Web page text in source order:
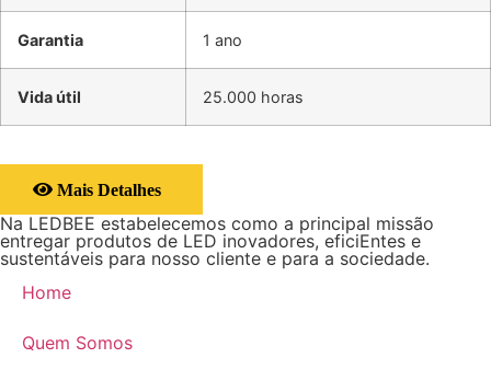
Garantia 1 ano
Vida útil 25.000 horas
Mais Detalhes
Na LEDBEE estabelecemos como a principal missão
entregar produtos de LED inovadores, eficiEntes e
sustentáveis para nosso cliente e para a sociedade.
Home
Quem Somos